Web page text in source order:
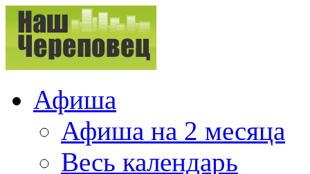
Афиша
Афиша на 2 месяца
Весь календарь